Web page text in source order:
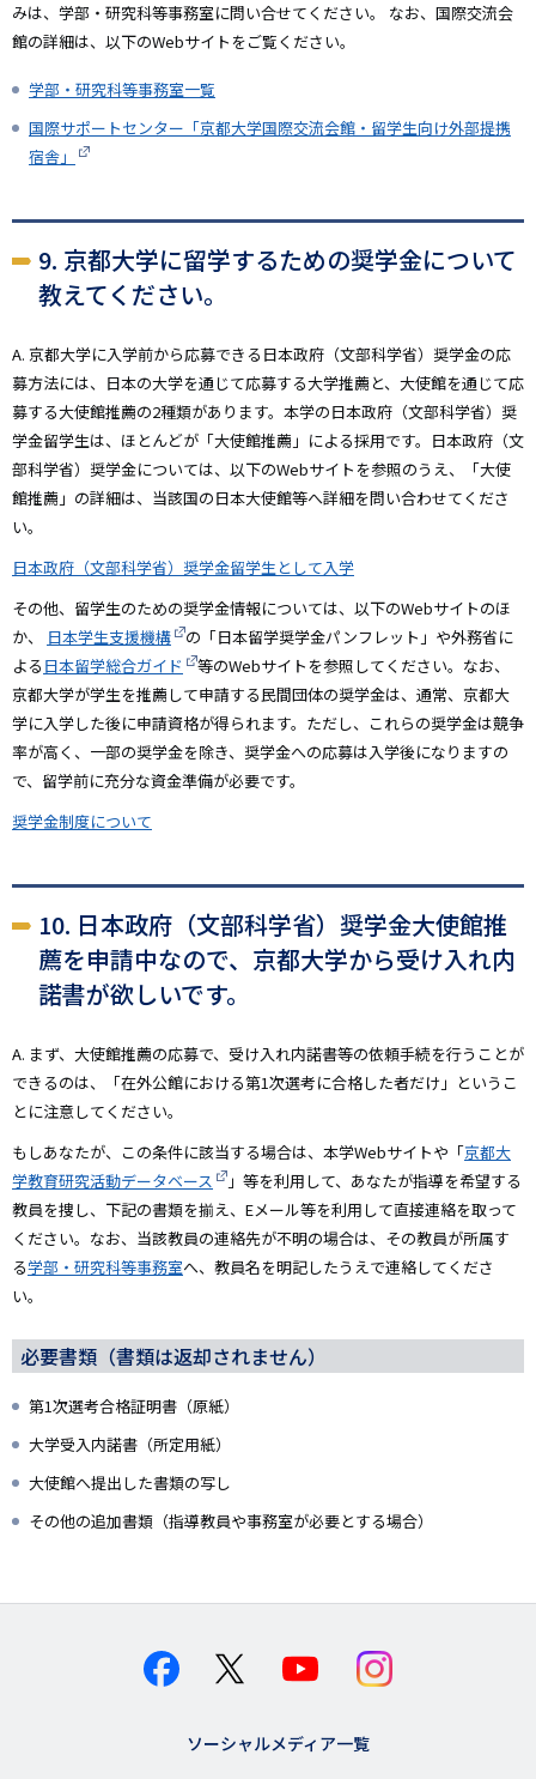
みは、学部・研究科等事務室に問い合せてください。 なお、国際交流会
館の詳細は、以下のWebサイトをご覧ください。
学部・研究科等事務室一覧
国際サポートセンター「京都大学国際交流会館・留学生向け外部提携
宿舎」
9. 京都大学に留学するための奨学金について
教えてください。
A. 京都大学に入学前から応募できる日本政府（文部科学省）奨学金の応
募方法には、日本の大学を通じて応募する大学推薦と、大使館を通じて応
募する大使館推薦の2種類があります。本学の日本政府（文部科学省）奨
学金留学生は、ほとんどが「大使館推薦」による採用です。日本政府（文
部科学省）奨学金については、以下のWebサイトを参照のうえ、「大使
館推薦」の詳細は、当該国の日本大使館等へ詳細を問い合わせてくださ
い。
日本政府（文部科学省）奨学金留学生として入学
その他、留学生のための奨学金情報については、以下のWebサイトのほ
か、
日本学生支援機構
の「日本留学奨学金パンフレット」や外務省に
よる 日本留学総合ガイド
等のWebサイトを参照してください。なお、
京都大学が学生を推薦して申請する民間団体の奨学金は、通常、京都大
学に入学した後に申請資格が得られます。ただし、これらの奨学金は競争
率が高く、一部の奨学金を除き、奨学金への応募は入学後になりますの
で、留学前に充分な資金準備が必要です。
奨学金制度について
10. 日本政府（文部科学省）奨学金大使館推
薦を申請中なので、京都大学から受け入れ内
諾書が欲しいです。
A. まず、大使館推薦の応募で、受け入れ内諾書等の依頼手続を行うことが
できるのは、「在外公館における第1次選考に合格した者だけ」というこ
とに注意してください。
もしあなたが、この条件に該当する場合は、本学Webサイトや「京都大
学教育研究活動データベース
」等を利用して、あなたが指導を希望する
教員を捜し、下記の書類を揃え、Eメール等を利用して直接連絡を取って
ください。なお、当該教員の連絡先が不明の場合は、その教員が所属す
る学部・研究科等事務室へ、教員名を明記したうえで連絡してくださ
い。
必要書類（書類は返却されません）
第1次選考合格証明書（原紙）
大学受入内諾書（所定用紙）
大使館へ提出した書類の写し
その他の追加書類（指導教員や事務室が必要とする場合）
ソーシャルメディア一覧